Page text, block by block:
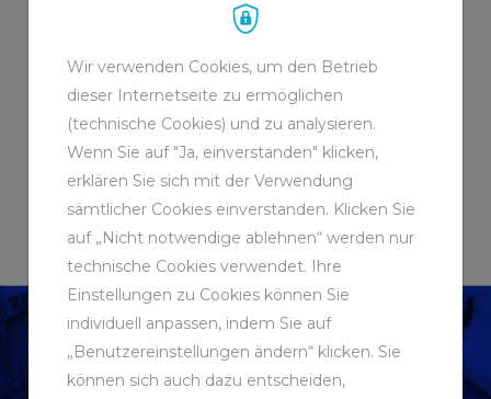
DER GRUBENWASSERKANAL
IBBENBÜREN
Wir verwenden Cookies, um den Betrieb
dieser Internetseite zu ermöglichen
(technische Cookies) und zu analysieren.
Wenn Sie auf "Ja, einverstanden" klicken,
erklären Sie sich mit der Verwendung
sämtlicher Cookies einverstanden. Klicken Sie
auf „Nicht notwendige ablehnen“ werden nur
technische Cookies verwendet. Ihre
Einstellungen zu Cookies können Sie
individuell anpassen, indem Sie auf
„Benutzereinstellungen ändern“ klicken. Sie
können sich auch dazu entscheiden,